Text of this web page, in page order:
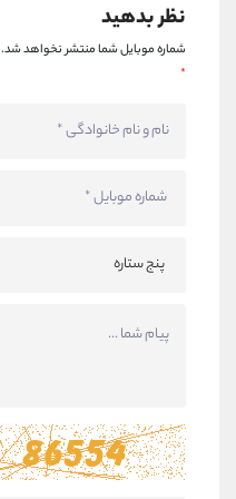
نظر بدهید
شماره موبایل شما منتشر نخواهد شد.
*